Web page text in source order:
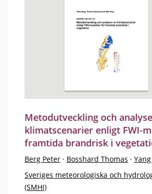
Metodutveckling och
klimatscenarier enligt FWI-
framtida brandrisk i
Berg Peter · Bosshard Thomas ·
Sveriges meteorologiska och
(SMHI)